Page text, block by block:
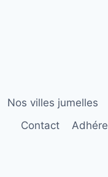
Nos villes jumelles
Contact